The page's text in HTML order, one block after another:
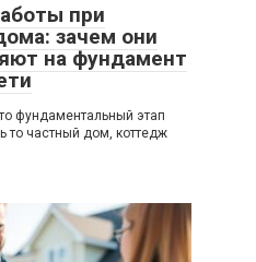
при
зачем они
на фундамент
фундаментальный этап
то частный дом, коттедж